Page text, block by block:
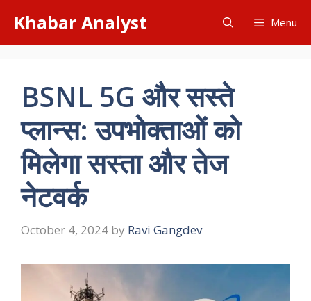
content
Khabar Analyst Menu
BSNL 5G और सस्ते
प्लान्स: उपभोक्ताओं को
मिलेगा सस्ता और तेज
नेटवर्क
October 4, 2024 by Ravi Gangdev